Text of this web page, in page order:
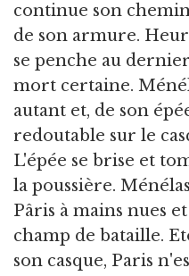
continue son
de son armure.
se penche au
mort certaine.
autant et, de son
redoutable sur le
L'épée se brise et
la poussière.
Pâris à mains nues
champ de bataille.
son casque, Paris